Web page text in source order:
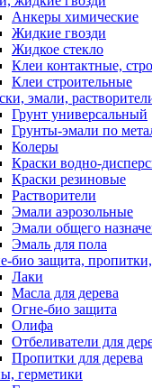
Анкеры химические
Жидкие гвозди
Жидкое стекло
Клеи контактные,
Клеи строительные
эмали,
Грунт универсальный
Грунты-эмали по
Колеры
Краски водно-
Краски резиновые
Растворители
Эмали аэрозольные
Эмали общего
Эмаль для пола
био защита,
Лаки
Масла для дерева
Огне-био защита
Олифа
Отбеливатели для
Пропитки для дерева
герметики